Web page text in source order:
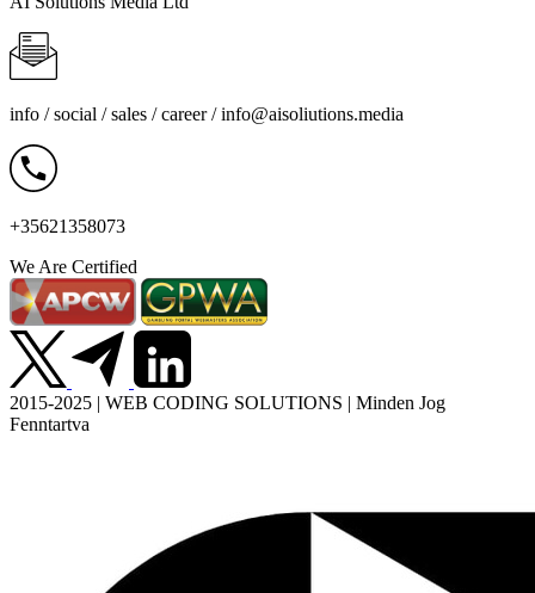
info / social / sales / career /info@aisoliutions.media
+35621358073
We Are Certified
2015-2025 | WEB CODING SOLUTIONS | Minden Jog
Fenntartva